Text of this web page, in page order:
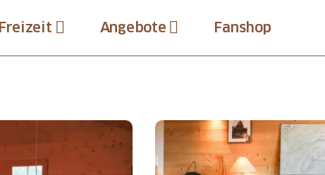
Freizeit Angebote Fanshop